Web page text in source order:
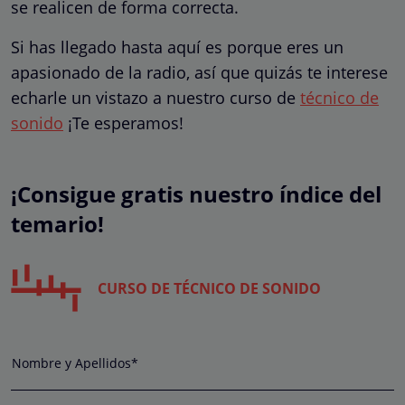
se realicen de forma correcta.
Si has llegado hasta aquí es porque eres un
apasionado de la radio, así que quizás te interese
echarle un vistazo a nuestro curso de técnico de
sonido ¡Te esperamos!
¡Consigue gratis nuestro índice del
temario!
CURSO DE TÉCNICO DE SONIDO
Nombre y Apellidos*